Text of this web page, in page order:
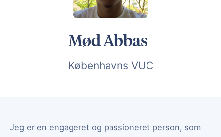
Undervisere
Mød Abbas
Københavns VUC
Jeg er en engageret og passioneret person, som